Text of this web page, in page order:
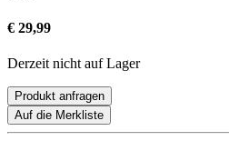
€ 29,99
Derzeit nicht auf Lager
Produkt anfragen
Auf die Merkliste